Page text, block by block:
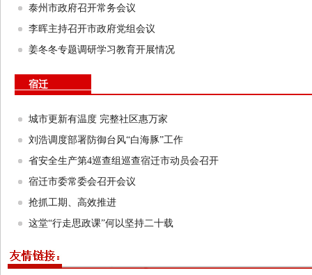
泰州市政府召开常务会议
李晖主持召开市政府党组会议
姜冬冬专题调研学习教育开展情况
宿迁
城市更新有温度 完整社区惠万家
刘浩调度部署防御台风“白海豚”工作
省安全生产第4巡查组巡查宿迁市动员会召开
宿迁市委常委会召开会议
抢抓工期、高效推进
这堂“行走思政课”何以坚持二十载